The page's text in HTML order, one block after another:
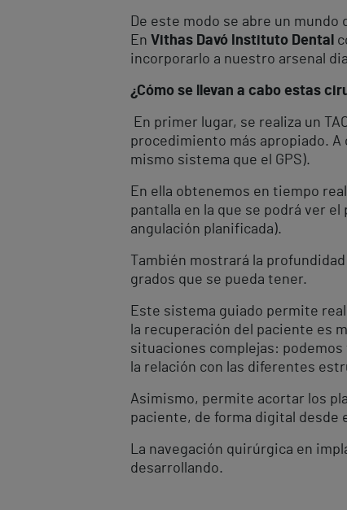
De este modo se abre un
En Vithas Davó Instituto Dental
incorporarlo a nuestro arsenal
¿Cómo se llevan a cabo estas
En primer lugar, se realiza un
procedimiento más apropiado. A
mismo sistema que el GPS).
En ella obtenemos en tiempo
pantalla en la que se podrá ver
angulación planificada).
También mostrará la
grados que se pueda tener.
Este sistema guiado permite
la recuperación del paciente es
situaciones complejas:
la relación con las diferentes
Asimismo, permite acortar los
paciente, de forma digital desde
La navegación quirúrgica en
desarrollando.